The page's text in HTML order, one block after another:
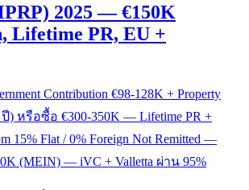
2025 — €150K
Lifetime PR, EU +
Contribution €98-128K + Property
ปี) หรือซื้อ €300-350K — Lifetime PR +
15% Flat / 0% Foreign Not Remitted —
(MEIN) — iVC + Valletta ผ่าน 95%